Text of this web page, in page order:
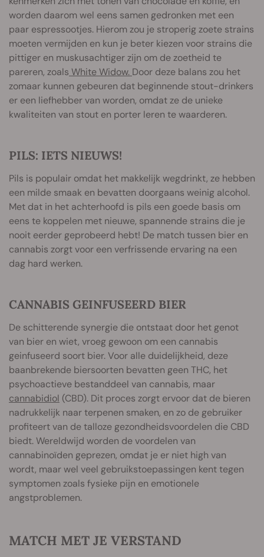
worden daarom wel eens samen gedronken met een
paar espressootjes. Hierom zou je stroperig zoete strains
moeten vermijden en kun je beter kiezen voor strains die
pittiger en muskusachtiger zijn om de zoetheid te
pareren, zoals White Widow. Door deze balans zou het
zomaar kunnen gebeuren dat beginnende stout-drinkers
er een liefhebber van worden, omdat ze de unieke
kwaliteiten van stout en porter leren te waarderen.
PILS: IETS NIEUWS!
Pils is populair omdat het makkelijk wegdrinkt, ze hebben
een milde smaak en bevatten doorgaans weinig alcohol.
Met dat in het achterhoofd is pils een goede basis om
eens te koppelen met nieuwe, spannende strains die je
nooit eerder geprobeerd hebt! De match tussen bier en
cannabis zorgt voor een verfrissende ervaring na een
dag hard werken.
CANNABIS GEINFUSEERD BIER
De schitterende synergie die ontstaat door het genot
van bier en wiet, vroeg gewoon om een cannabis
geinfuseerd soort bier. Voor alle duidelijkheid, deze
baanbrekende biersoorten bevatten geen THC, het
psychoactieve bestanddeel van cannabis, maar
cannabidiol (CBD). Dit proces zorgt ervoor dat de bieren
nadrukkelijk naar terpenen smaken, en zo de gebruiker
profiteert van de talloze gezondheidsvoordelen die CBD
biedt. Wereldwijd worden de voordelen van
cannabinoïden geprezen, omdat je er niet high van
wordt, maar wel veel gebruikstoepassingen kent tegen
symptomen zoals fysieke pijn en emotionele
angstproblemen.
MATCH MET JE VERSTAND